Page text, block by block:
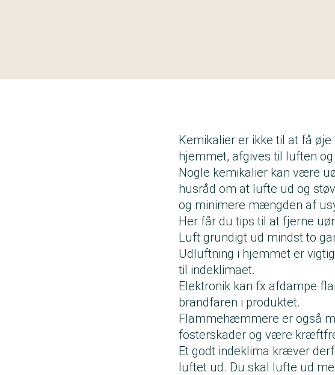
Kemikalier er ikke til at få
hjemmet, afgives til luften
Nogle kemikalier kan være
husråd om at lufte ud og
og minimere mængden af
Her får du tips til at fjerne
Luft grundigt ud mindst to
Udluftning i hjemmet er
til indeklimaet.
Elektronik kan fx afdampe
brandfaren i produktet.
Flammehæmmere er også
fosterskader og være
Et godt indeklima kræver
luftet ud. Du skal lufte ud